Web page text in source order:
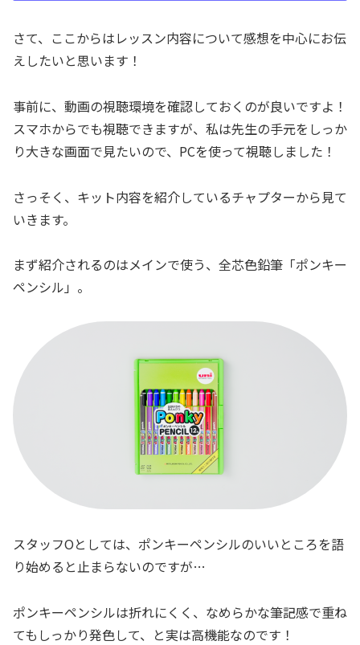
さて、ここからはレッスン内容について感想を中心にお伝
えしたいと思います！
事前に、動画の視聴環境を確認しておくのが良いですよ！
スマホからでも視聴できますが、私は先生の手元をしっか
り大きな画面で見たいので、PCを使って視聴しました！
さっそく、キット内容を紹介しているチャプターから見て
いきます。
まず紹介されるのはメインで使う、全芯色鉛筆「ポンキー
ペンシル」。
スタッフOとしては、ポンキーペンシルのいいところを語
り始めると止まらないのですが…
ポンキーペンシルは折れにくく、なめらかな筆記感で重ね
てもしっかり発色して、と実は高機能なのです！